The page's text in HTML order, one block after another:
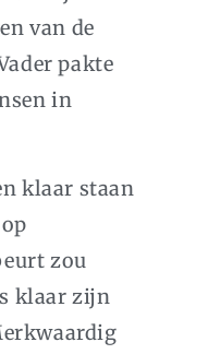
van de
pakte
in
klaar staan
zou
klaar zijn